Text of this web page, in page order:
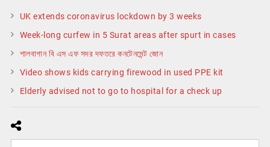
UK extends coronavirus lockdown by 3 weeks
Week-long curfew in 5 Surat areas after spurt in cases
শালবাগান বি এস এফ সদর দফতরে কনটেনমেন্ট জোন
Video shows kids carrying firewood in used PPE kit
Elderly advised not to go to hospital for a check up